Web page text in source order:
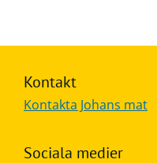
Kontakt
Kontakta Johans mat
Sociala medier